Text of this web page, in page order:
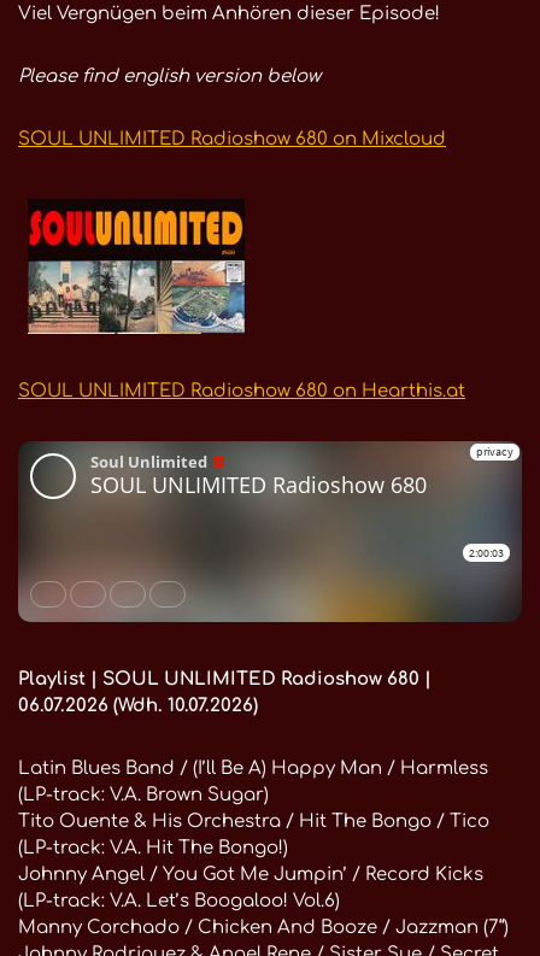
Viel Vergnügen beim Anhören dieser Episode!
Please find english version below
SOUL UNLIMITED Radioshow 680 on Mixcloud
SOUL UNLIMITED Radioshow 680 on Hearthis.at
Playlist | SOUL UNLIMITED Radioshow 680 |
06.07.2026 (Wdh. 10.07.2026)
Latin Blues Band / (I’ll Be A) Happy Man / Harmless
(LP-track: V.A. Brown Sugar)
Tito Ouente & His Orchestra / Hit The Bongo / Tico
(LP-track: V.A. Hit The Bongo!)
Johnny Angel / You Got Me Jumpin’ / Record Kicks
(LP-track: V.A. Let’s Boogaloo! Vol.6)
Manny Corchado / Chicken And Booze / Jazzman (7“)